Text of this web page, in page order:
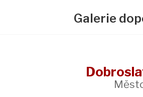
Galerie